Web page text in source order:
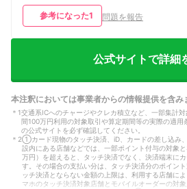
間利用額：5〜10万円未満 重要視して
るポイント：年会費が無料・安い 保有
参考になった1 問題を報告
公式サイトで詳細
本注釈においては事業者からの情報提供を含み
＊ 1交通系ICへのチャージやクレカ積立など、一部集計
間100万円利用の対象取引や算定期間等の実際の適
の公式サイトを必ず確認してください。
＊ 2①カード現物のタッチ決済、iD、カードの差し込み
設内にある店舗などでは、一部ポイント付与の対象
万円）を超えると、タッチ決済でなく、決済端末に
す。その場合の支払い分は、タッチ決済分のポイン
ッチ決済とならない金額の上限は、利用する店舗に
マホのタッチ決済対象店舗とモバイルオーダーの対